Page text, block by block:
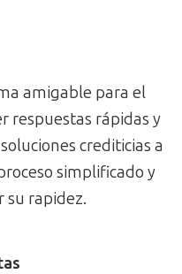
amigable para el
respuestas rápidas y
crediticias a
simplificado y
su rapidez.